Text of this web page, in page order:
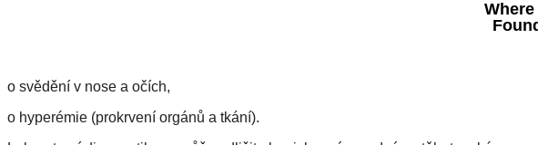
o svědění v nose a očích,
o hyperémie (prokrvení orgánů a tkání).